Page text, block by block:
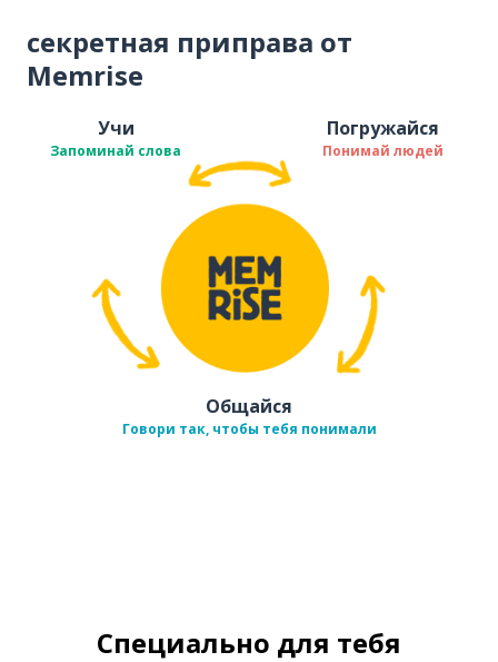
секретная приправа от
Memrise
Учи
Запоминай слова
Погружайся
Понимай людей
Общайся
Говори так, чтобы тебя понимали
Специально для тебя